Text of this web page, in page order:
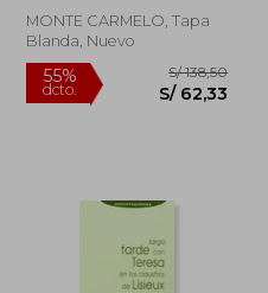
55%
dcto. S/
MONTE CARMELO, Tapa
Blanda, Nuevo